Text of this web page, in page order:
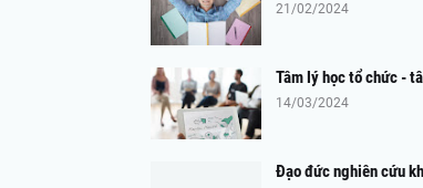
21/02/2024
Tâm lý học tổ chức -
14/03/2024
Đạo đức nghiên cứu